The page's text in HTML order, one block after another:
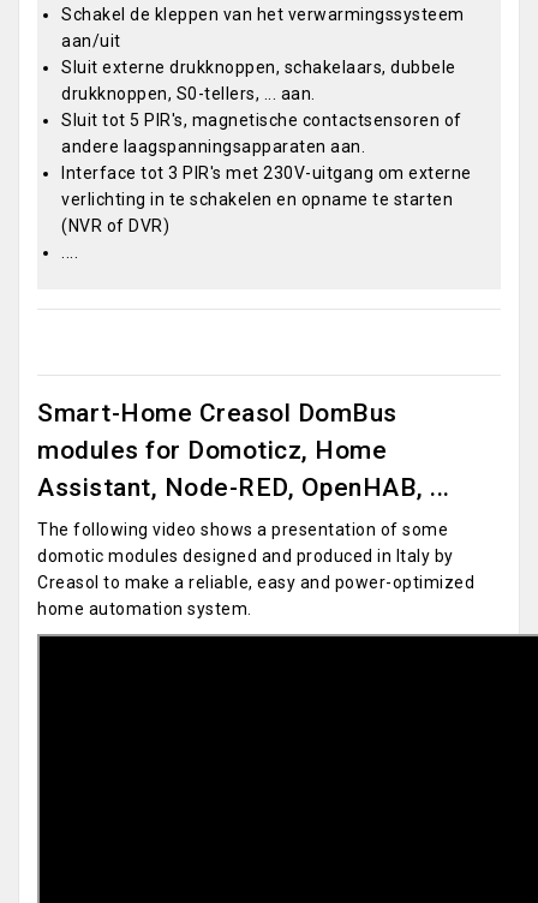
Schakel de kleppen van het verwarmingssysteem
aan/uit
Sluit externe drukknoppen, schakelaars, dubbele
drukknoppen, S0-tellers, ... aan.
Sluit tot 5 PIR's, magnetische contactsensoren of
andere laagspanningsapparaten aan.
Interface tot 3 PIR's met 230V-uitgang om externe
verlichting in te schakelen en opname te starten
(NVR of DVR)
Smart-Home Creasol DomBus
modules for Domoticz, Home
Assistant, Node-RED, OpenHAB, ...
The following video shows a presentation of some
domotic modules designed and produced in Italy by
Creasol to make a reliable, easy and power-optimized
home automation system.